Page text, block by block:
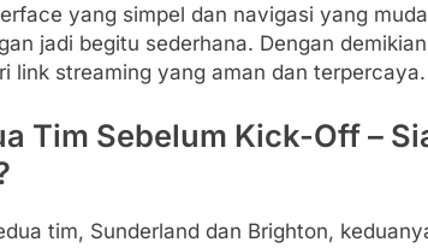
yang simpel dan navigasi yang
jadi begitu sederhana. Dengan
link streaming yang aman dan terpercaya.
Tim Sebelum Kick-Off –
tim, Sunderland dan Brighton,